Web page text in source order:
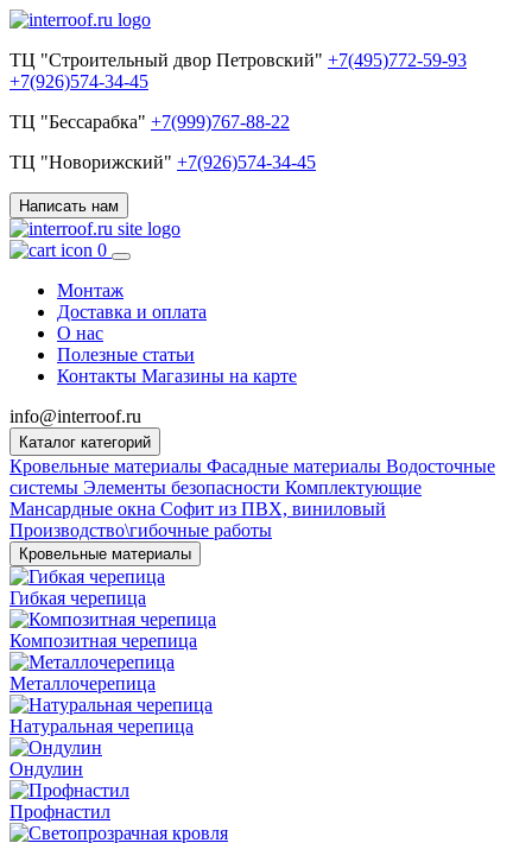
ТЦ "Строительный двор Петровский" +7(495)772-59-93
+7(926)574-34-45
ТЦ "Бессарабка" +7(999)767-88-22
ТЦ "Новорижский" +7(926)574-34-45
Написать нам
0
Монтаж
Доставка и оплата
О нас
Полезные статьи
Контакты Магазины на карте
info@interroof.ru
Каталог категорий
Кровельные материалы Фасадные материалы Водосточные
системы Элементы безопасности Комплектующие
Мансардные окна Софит из ПВХ, виниловый
Производство\гибочные работы
Кровельные материалы
Гибкая черепица
Композитная черепица
Металлочерепица
Натуральная черепица
Ондулин
Профнастил